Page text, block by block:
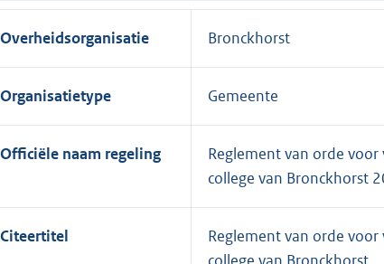
Overheidsorganisatie Bronckhorst
Organisatietype Gemeente
Officiële naam regeling
Reglement van orde
college van Bronckhorst
Citeertitel
Reglement van orde